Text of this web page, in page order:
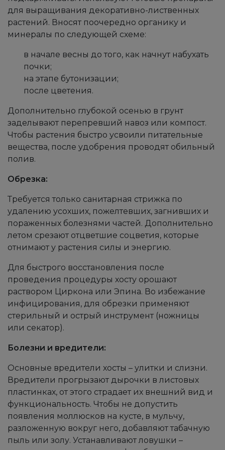
для выращивания декоративно-лиственных
растений. Вносят поочередно органику и
минералы по следующей схеме:
в начале весны до того, как начнут набухать
почки;
на этапе бутонизации;
после цветения.
Дополнительно глубокой осенью в грунт
заделывают перепревший навоз или компост.
Чтобы растения быстро усвоили питательные
вещества, после удобрения проводят обильный
полив.
Обрезка:
Требуется только санитарная стрижка по
удалению усохших, пожелтевших, загнивших и
пораженных болезнями частей. Дополнительно
летом срезают отцветшие соцветия, которые
отнимают у растения силы и энергию.
Для быстрого восстановления после
проведения процедуры хосту орошают
раствором Циркона или Эпина. Во избежание
инфицирования, для обрезки применяют
стерильный и острый инструмент (ножницы
или секатор).
Болезни и вредители:
Основные вредители хосты – улитки и слизни.
Вредители прогрызают дырочки в листовых
пластинках, от этого страдает их внешний вид и
функциональность. Чтобы не допустить
появления моллюсков на кусте, в мульчу,
разложенную вокруг него, добавляют табачную
пыль или золу. Устанавливают ловушки –